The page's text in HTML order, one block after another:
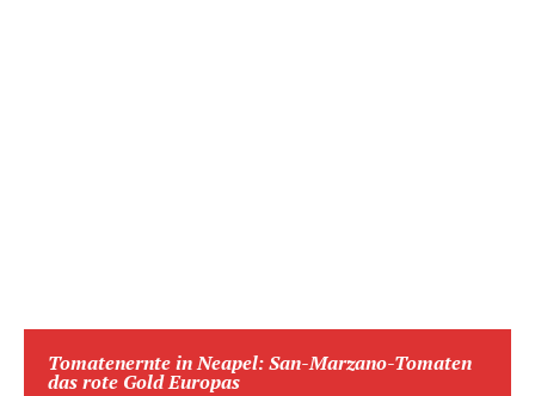
Tomatenernte in Neapel: San-Marzano-Tomaten
das rote Gold Europas